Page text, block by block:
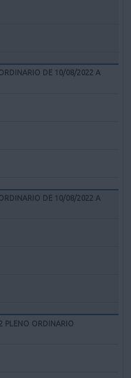
DE 10/08/2022 A
DE 10/08/2022 A
PLENO ORDINARIO